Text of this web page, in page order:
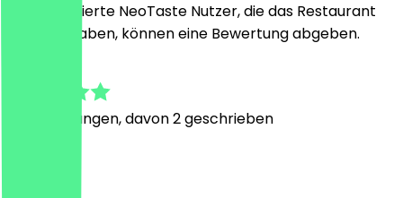
Nur registrierte NeoTaste Nutzer, die das Restaurant
besucht haben, können eine Bewertung abgeben.
Bewertungen, davon 2 geschrieben